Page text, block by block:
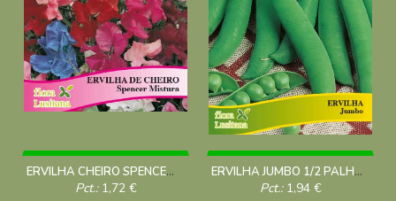
ERVILHA CHEIRO SPENCER MISTURA *FL*
Pct.: 1,72 €
ERVILHA JUMBO 1/2 PALHA 100 Grs
Pct.: 1,94 €